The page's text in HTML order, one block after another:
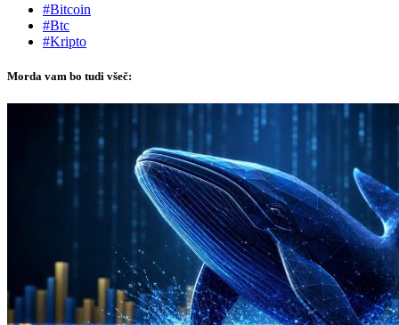
#Bitcoin
#Btc
#Kripto
Morda vam bo tudi všeč: